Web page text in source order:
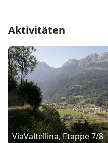
Aktivitäten
ViaValtellina, Etappe 7/8